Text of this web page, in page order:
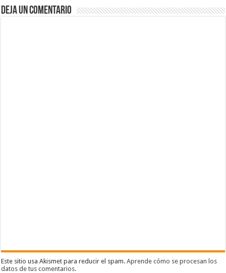
Deja un comentario
Este sitio usa Akismet para reducir el spam.Aprende cómo se procesan los
datos de tus comentarios.